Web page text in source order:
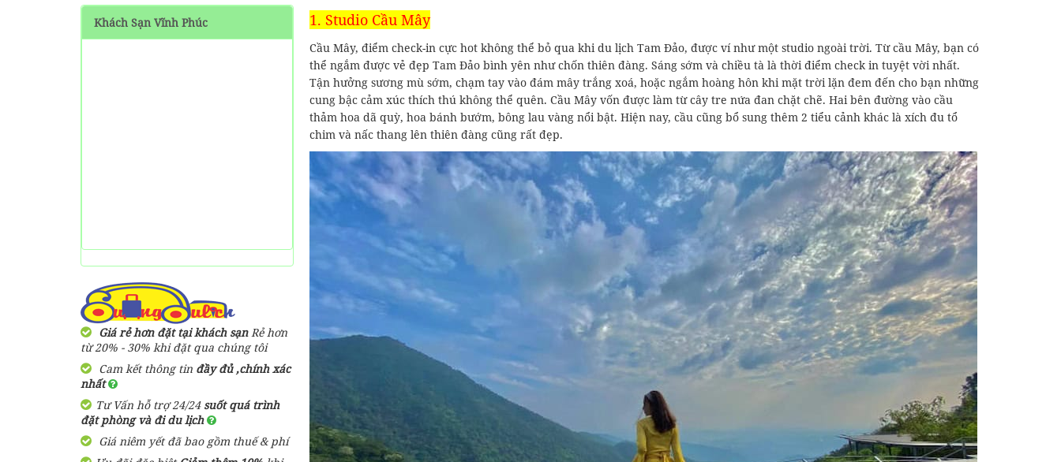
HƯỚNG DẪN đi phượt Đảo
Thạnh An - Cần Giờ - Hồ
Khách Sạn Vĩnh Phúc
Giá rẻ hơn đặt tại khách sạnRẻ hơn
từ 20% - 30% khi đặt qua chúng tôi
Cam kết thông tin đầy đủ ,chính xác
nhất
Tư Vấn hỗ trợ 24/24 suốt quá trình
đặt phòng và đi du lịch
Giá niêm yết đã bao gồm thuế & phí
1. Studio Cầu Mây
Cầu Mây, điểm check-in cực hot không thể bỏ qua khi du lịch Tam Đảo, được ví như một studio ngoài trời. Từ cầu Mây, bạn có
thể ngắm được vẻ đẹp Tam Đảo bình yên như chốn thiên đàng. Sáng sớm và chiều tà là thời điểm check in tuyệt vời nhất.
Tận hưởng sương mù sớm, chạm tay vào đám mây trắng xoá, hoặc ngắm hoàng hôn khi mặt trời lặn đem đến cho bạn những
cung bậc cảm xúc thích thú không thể quên. Cầu Mây vốn được làm từ cây tre nứa đan chặt chẽ. Hai bên đường vào cầu
thảm hoa dã quỳ, hoa bánh bướm, bông lau vàng nổi bật. Hiện nay, cầu cũng bổ sung thêm 2 tiểu cảnh khác là xích đu tổ
chim và nấc thang lên thiên đàng cũng rất đẹp.